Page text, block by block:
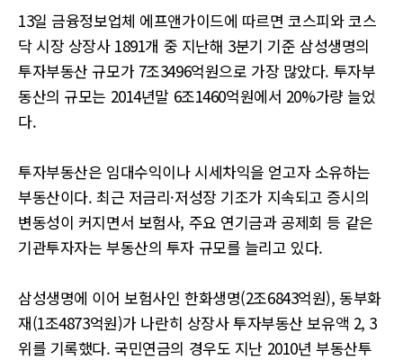
13일 금융정보업체 에프앤가이드에 따르면 코스피와 코스
닥 시장 상장사 1891개 중 지난해 3분기 기준 삼성생명의
투자부동산 규모가 7조3496억원으로 가장 많았다. 투자부
동산의 규모는 2014년말 6조1460억원에서 20%가량 늘었
다.
투자부동산은 임대수익이나 시세차익을 얻고자 소유하는
부동산이다. 최근 저금리·저성장 기조가 지속되고 증시의
변동성이 커지면서 보험사, 주요 연기금과 공제회 등 같은
기관투자자는 부동산의 투자 규모를 늘리고 있다.
삼성생명에 이어 보험사인 한화생명(2조6843억원), 동부화
재(1조4873억원)가 나란히 상장사 투자부동산 보유액 2, 3
위를 기록했다. 국민연금의 경우도 지난 2010년 부동산투